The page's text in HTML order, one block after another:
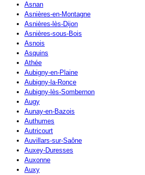
Asnan
Asnières-en-Montagne
Asnières-lès-Dijon
Asnières-sous-Bois
Asnois
Asquins
Athée
Aubigny-en-Plaine
Aubigny-la-Ronce
Aubigny-lès-Sombernon
Augy
Aunay-en-Bazois
Authumes
Autricourt
Auvillars-sur-Saône
Auxey-Duresses
Auxonne
Auxy